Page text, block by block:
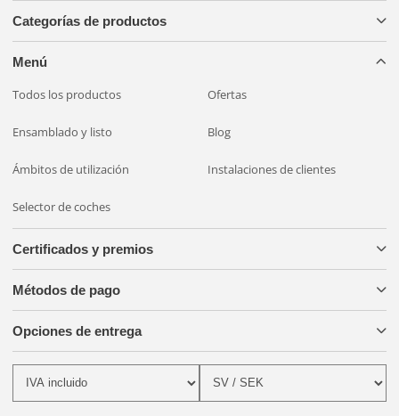
Categorías de productos
Menú
Todos los productos Ofertas
Ensamblado y listo Blog
Ámbitos de utilización Instalaciones de clientes
Selector de coches
Certificados y premios
Métodos de pago
Opciones de entrega